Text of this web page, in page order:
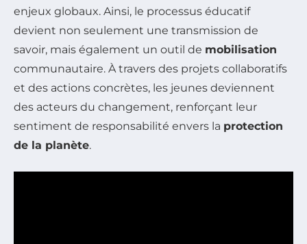
enjeux globaux. Ainsi, le processus éducatif
devient non seulement une transmission de
savoir, mais également un outil de mobilisation
communautaire. À travers des projets collaboratifs
et des actions concrètes, les jeunes deviennent
des acteurs du changement, renforçant leur
sentiment de responsabilité envers la protection
de la planète.